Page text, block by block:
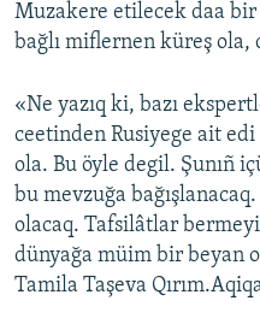
Muzakere etilecek daa bir
bağlı miflernen küreş ola,
«Ne yazıq ki, bazı
ceetinden Rusiyege ait
ola. Bu öyle degil. Şunıñ
bu mevzuğa
olacaq. Tafsilâtlar
dünyağa müim bir beyan
Tamila Taşeva